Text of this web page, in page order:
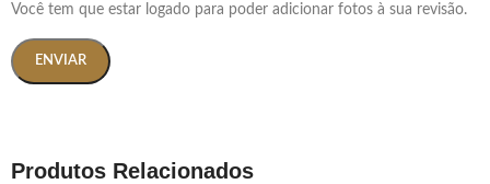
Você tem que estar logado para poder adicionar fotos à sua revisão.
Produtos Relacionados